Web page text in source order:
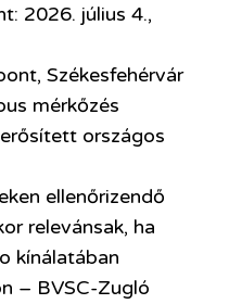
2026. július 4.,
Székesfehérvár
mérkőzés
országos
ellenőrizendő
relevánsak, ha
kínálatában
– BVSC-Zugló